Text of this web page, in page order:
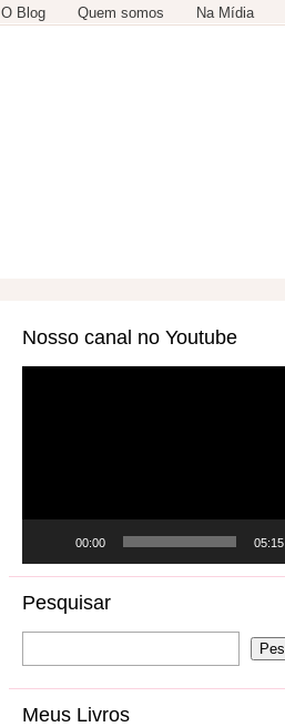
O Blog Quem somos Na Mídia
Nosso canal no Youtube
00:00 05:15
Pesquisar
Meus Livros